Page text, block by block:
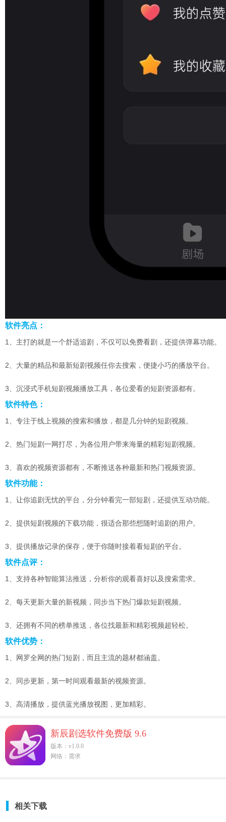
软件亮点：
1、主打的就是一个舒适追剧，不仅可以免费看剧，还提供弹幕功能。
2、大量的精品和最新短剧视频任你去搜索，便捷小巧的播放平台。
3、沉浸式手机短剧视频播放工具，各位爱看的短剧资源都有。
软件特色：
1、专注于线上视频的搜索和播放，都是几分钟的短剧视频。
2、热门短剧一网打尽，为各位用户带来海量的精彩短剧视频。
3、喜欢的视频资源都有，不断推送各种最新和热门视频资源。
软件功能：
1、让你追剧无忧的平台，分分钟看完一部短剧，还提供互动功能。
2、提供短剧视频的下载功能，很适合那些想随时追剧的用户。
3、提供播放记录的保存，便于你随时接着看短剧的平台。
软件点评：
1、支持各种智能算法推送，分析你的观看喜好以及搜索需求。
2、每天更新大量的新视频，同步当下热门爆款短剧视频。
3、还拥有不同的榜单推送，各位找最新和精彩视频超轻松。
软件优势：
1、网罗全网的热门短剧，而且主流的题材都涵盖。
2、同步更新，第一时间观看最新的视频资源。
3、高清播放，提供蓝光播放视图，更加精彩。
新辰剧选软件免费版 9.6
版本：v1.0.0
网络：需求
相关下载